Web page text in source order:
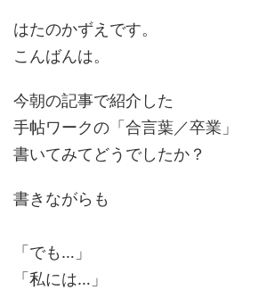
はたのかずえです。
こんばんは。
今朝の記事で紹介した
手帖ワークの「合言葉／卒業」
書いてみてどうでしたか？
書きながらも
「でも…」
「私には…」